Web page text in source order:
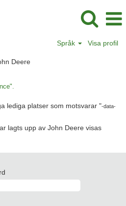
Språk Visa profil
Deere(aktuell
lediga platser som motsvarar "-data-
lagts upp av John Deere visas